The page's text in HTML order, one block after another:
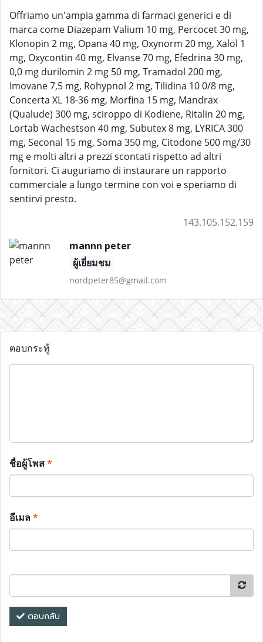
Offriamo un'ampia gamma di farmaci generici e di
marca come Diazepam Valium 10 mg, Percocet 30 mg,
Klonopin 2 mg, Opana 40 mg, Oxynorm 20 mg, Xalol 1
mg, Oxycontin 40 mg, Elvanse 70 mg, Efedrina 30 mg,
0,0 mg durilomin 2 mg 50 mg, Tramadol 200 mg,
Imovane 7,5 mg, Rohypnol 2 mg, Tilidina 10 0/8 mg,
Concerta XL 18-36 mg, Morfina 15 mg, Mandrax
(Qualude) 300 mg, sciroppo di Kodiene, Ritalin 20 mg,
Lortab Wachestson 40 mg, Subutex 8 mg, LYRICA 300
mg, Seconal 15 mg, Soma 350 mg, Citodone 500 mg/30
mg e molti altri a prezzi scontati rispetto ad altri
fornitori. Ci auguriamo di instaurare un rapporto
commerciale a lungo termine con voi e speriamo di
sentirvi presto.
143.105.152.159
mannn peter
ผู้เยี่ยมชม
nordpeter85@gmail.com
ตอบกระทู้
ชื่อผู้โพส*
อีเมล*
ตอบกลับ